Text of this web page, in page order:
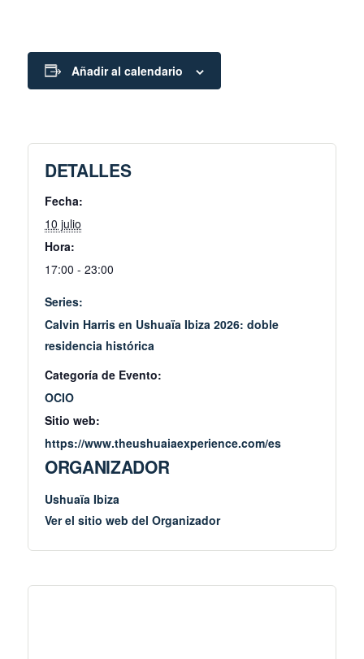
Añadir al calendario
DETALLES
Fecha:
10 julio
Hora:
17:00 - 23:00
Series:
Calvin Harris en Ushuaïa Ibiza 2026: doble
residencia histórica
Categoría de Evento:
OCIO
Sitio web:
https://www.theushuaiaexperience.com/es
ORGANIZADOR
Ushuaïa Ibiza
Ver el sitio web del Organizador